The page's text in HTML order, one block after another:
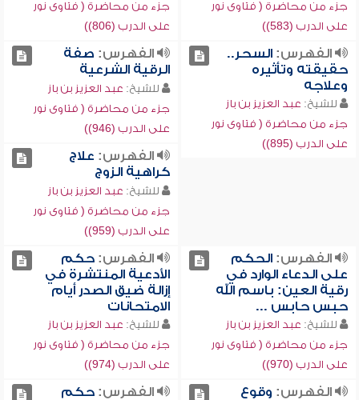
جزء من محاضرة ( فتاوى نور
على الدرب (583))
جزء من محاضرة ( فتاوى نور
على الدرب (806))
الفهرس:السحر..
حقيقته وتأثيره
وعلاجه
للشيخ: عبد العزيز بن باز
جزء من محاضرة ( فتاوى نور
على الدرب (895))
الفهرس: صفة
الرقية الشرعية
للشيخ: عبد العزيز بن باز
جزء من محاضرة ( فتاوى نور
على الدرب (946))
الفهرس: علاج
كراهية الزوج
للشيخ: عبد العزيز بن باز
جزء من محاضرة ( فتاوى نور
على الدرب (959))
الفهرس:الحكم
على الدعاء الوارد في
رقية العين: باسم الله
حبس حابس ...
للشيخ: عبد العزيز بن باز
جزء من محاضرة ( فتاوى نور
على الدرب (970))
الفهرس:حكم
الأدعية المنتشرة في
إزالة ضيق الصدر أيام
الامتحانات
للشيخ: عبد العزيز بن باز
جزء من محاضرة ( فتاوى نور
على الدرب (974))
الفهرس: وقوع
الفهرس:حكم